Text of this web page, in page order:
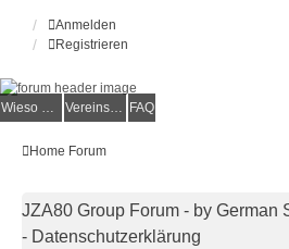
Anmelden
Registrieren
Wieso der e.V.? Vereinsmitglied werden FAQ
Home Forum
JZA80 Group Forum - by German
- Datenschutzerklärung